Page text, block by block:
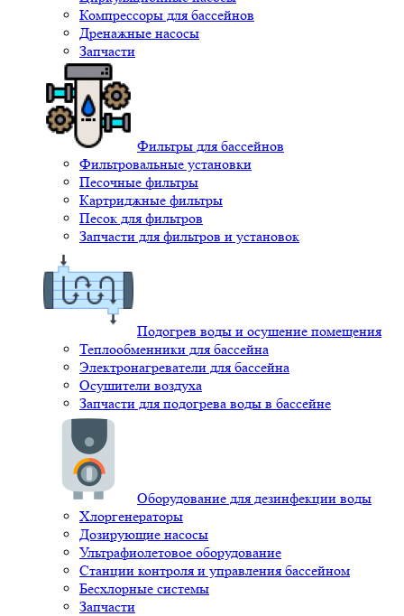
Компрессоры для бассейнов
Дренажные насосы
Запчасти
Фильтры для бассейнов
Фильтровальные установки
Песочные фильтры
Картриджные фильтры
Песок для фильтров
Запчасти для фильтров и установок
Подогрев воды и осушение помещения
Теплообменники для бассейна
Электронагреватели для бассейна
Осушители воздуха
Запчасти для подогрева воды в бассейне
Оборудование для дезинфекции воды
Хлоргенераторы
Дозирующие насосы
Ультрафиолетовое оборудование
Станции контроля и управления бассейном
Бесхлорные системы
Запчасти